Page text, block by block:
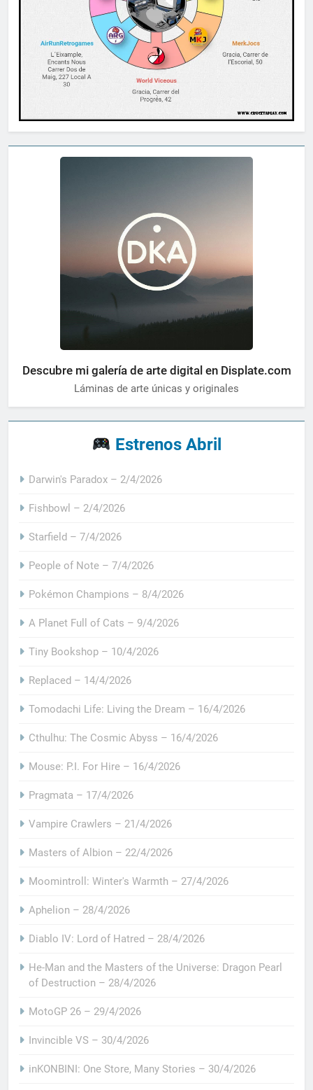
Descubre mi galería de arte digital en Displate.com
Láminas de arte únicas y originales
Estrenos Abril
Darwin's Paradox – 2/4/2026
Fishbowl – 2/4/2026
Starfield – 7/4/2026
People of Note – 7/4/2026
Pokémon Champions – 8/4/2026
A Planet Full of Cats – 9/4/2026
Tiny Bookshop – 10/4/2026
Replaced – 14/4/2026
Tomodachi Life: Living the Dream – 16/4/2026
Cthulhu: The Cosmic Abyss – 16/4/2026
Mouse: P.I. For Hire – 16/4/2026
Pragmata – 17/4/2026
Vampire Crawlers – 21/4/2026
Masters of Albion – 22/4/2026
Moomintroll: Winter's Warmth – 27/4/2026
Aphelion – 28/4/2026
Diablo IV: Lord of Hatred – 28/4/2026
He-Man and the Masters of the Universe: Dragon Pearl
of Destruction – 28/4/2026
MotoGP 26 – 29/4/2026
Invincible VS – 30/4/2026
inKONBINI: One Store, Many Stories – 30/4/2026